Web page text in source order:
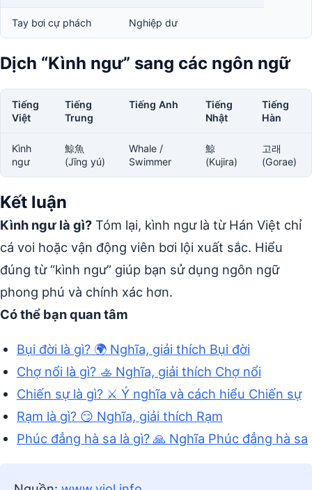
Tay bơi cự phách Nghiệp dư
Dịch “Kình ngư” sang các ngôn ngữ
Tiếng
Việt
Tiếng
Trung
Tiếng Anh
Tiếng
Nhật
Tiếng
Hàn
Kình
ngư
鯨魚
(Jīng yú)
Whale /
Swimmer
鯨
(Kujira)
고래
(Gorae)
Kết luận
Kình ngư là gì? Tóm lại, kình ngư là từ Hán Việt chỉ
cá voi hoặc vận động viên bơi lội xuất sắc. Hiểu
đúng từ “kình ngư” giúp bạn sử dụng ngôn ngữ
phong phú và chính xác hơn.
Có thể bạn quan tâm
Bụi đời là gì? 🌍 Nghĩa, giải thích Bụi đời
Chợ nổi là gì? 🚣 Nghĩa, giải thích Chợ nổi
Chiến sự là gì? ⚔️ Ý nghĩa và cách hiểu Chiến sự
Rạm là gì? 😏 Nghĩa, giải thích Rạm
Phúc đẳng hà sa là gì? 🙏 Nghĩa Phúc đẳng hà sa